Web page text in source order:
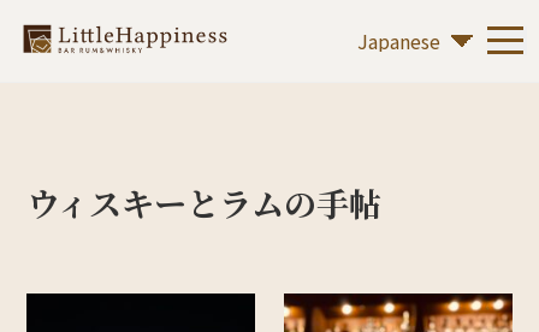
ウィスキーとラムの手帖